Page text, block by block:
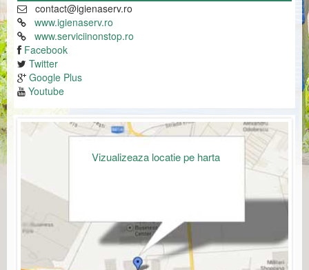
contact@igienaserv.ro
www.igienaserv.ro
www.serviciinonstop.ro
Facebook
Twitter
Google Plus
Youtube
Vizualizeaza locatie pe harta